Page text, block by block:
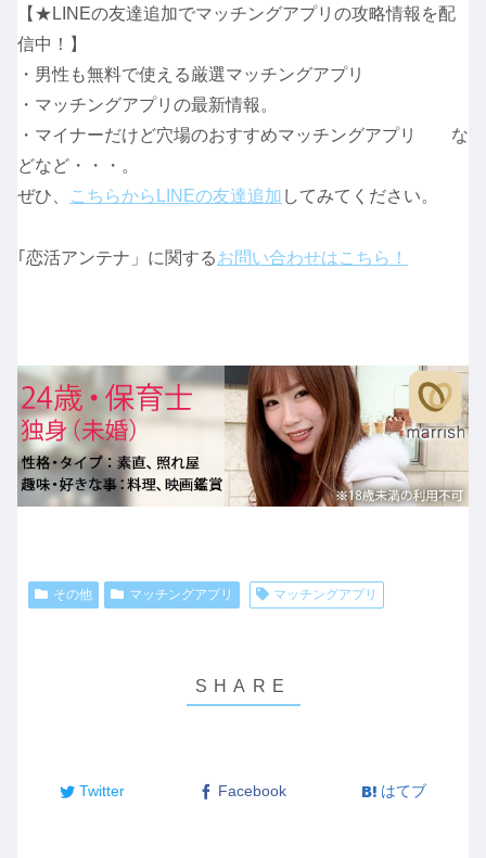
【★LINEの友達追加でマッチングアプリの攻略情報を配
信中！】
・男性も無料で使える厳選マッチングアプリ
・マッチングアプリの最新情報。
・マイナーだけど穴場のおすすめマッチングアプリ な
どなど・・・。
ぜひ、
こちらからLINEの友達追加 してみてください。
｢恋活アンテナ」に関するお問い合わせはこちら！
その他 マッチングアプリ マッチングアプリ
Twitter Facebook はてブ